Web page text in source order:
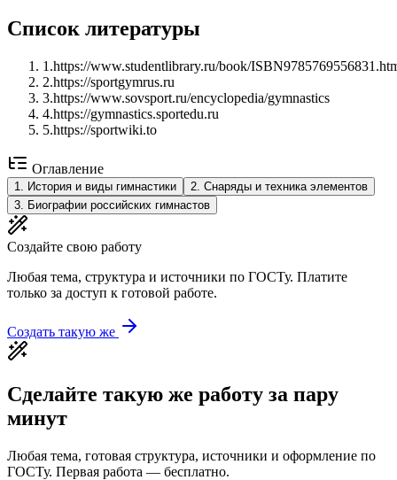
Список литературы
1 .https://www.studentlibrary.ru/book/
2.https://sportgymrus.ru
3.https://www.sovsport.ru/encyclopedia/gymnastics
4.https://gymnastics.sportedu.ru
5.https://sportwiki.to
Оглавление
1. История и виды гимнастики 2. Снаряды и техника элементов
3. Биографии российских гимнастов
Создайте свою работу
Любая тема, структура и источники по ГОСТу. Платите
только за доступ к готовой работе.
Создать такую же
Сделайте такую же работу за пару
минут
Любая тема, готовая структура, источники и оформление по
ГОСТу. Первая работа — бесплатно.